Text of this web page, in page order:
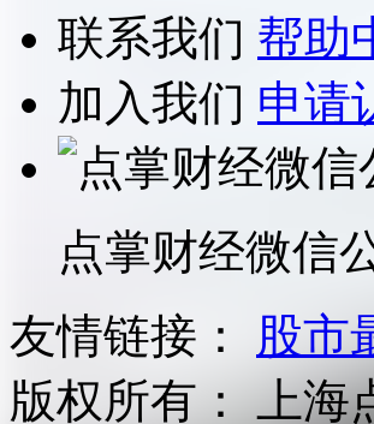
联系我们 帮助
加入我们 申请
点掌财经微信
友情链接：
股市
版权所有：
上海